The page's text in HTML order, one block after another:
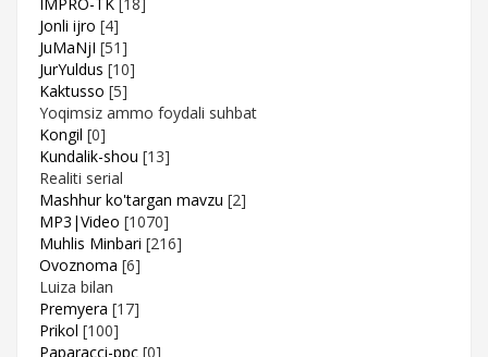
Jonli ijro [4]
JuMaNjI [51]
JurYuldus [10]
Kaktusso [5]
Yoqimsiz ammo foydali suhbat
Kongil [0]
Kundalik-shou [13]
Realiti serial
Mashhur ko'targan mavzu [2]
MP3|Video [1070]
Muhlis Minbari [216]
Ovoznoma [6]
Luiza bilan
Premyera [17]
Prikol [100]
Paparacci-ppc [0]